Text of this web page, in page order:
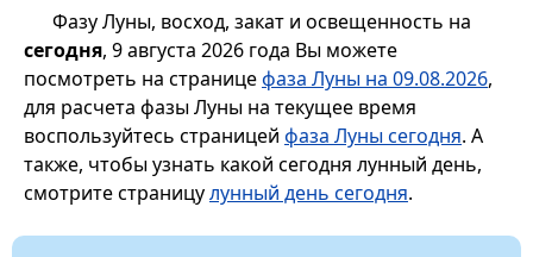
Фазу Луны, восход, закат и освещенность на
сегодня, 9 августа 2026 года Вы можете
посмотреть на страницефаза Луны на 09.08.2026,
для расчета фазы Луны на текущее время
воспользуйтесь страницей фаза Луны сегодня. А
также, чтобы узнать какой сегодня лунный день,
смотрите страницулунный день сегодня.